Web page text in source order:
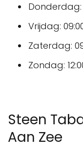
Donderdag:
Vrijdag:
Zaterdag:
Zondag:
Steen
Aan Zee